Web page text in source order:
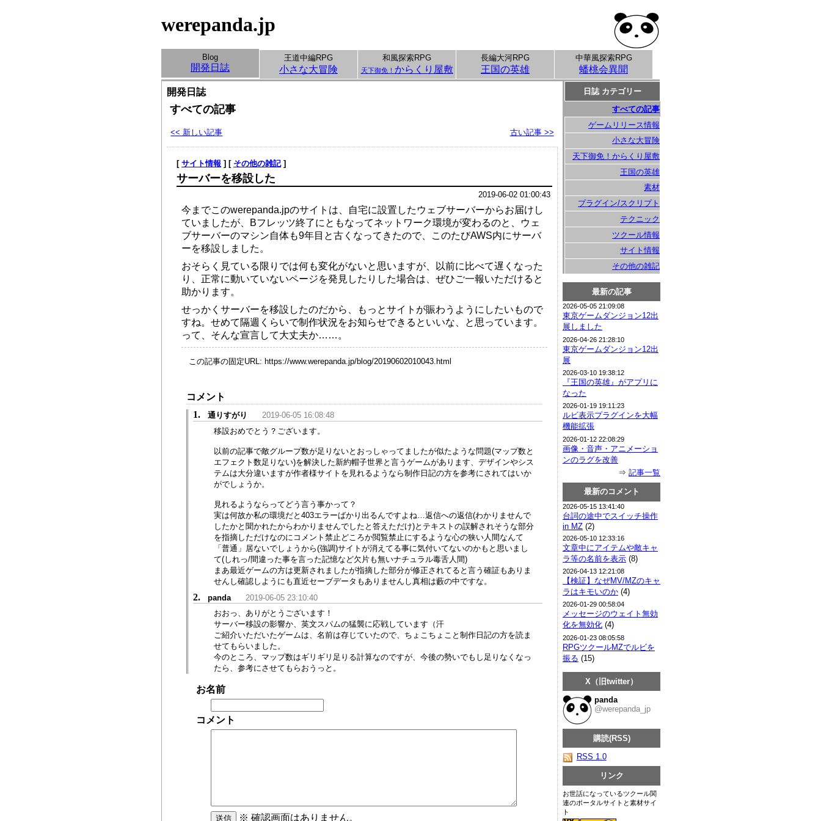
werepanda.jp
Blog
開発日誌
王道中編RPG
小さな大冒険
和風探索RPG
天下御免！ からくり屋敷
長編大河RPG
王国の英雄
中華風探索RPG
蟠桃会異聞
開発日誌
すべての記事
<< 新しい記事 古い記事 >>
[ サイト情報 ] [ その他の雑記]
サーバーを移設した
2019-06-02 01:00:43
今までこのwerepanda.jpのサイトは、自宅に設置したウェブサーバーからお届けし
ていましたが、Bフレッツ終了にともなってネットワーク環境が変わるのと、ウェ
ブサーバーのマシン自体も9年目と古くなってきたので、このたびAWS内にサーバ
ーを移設しました。
おそらく見ている限りでは何も変化がないと思いますが、以前に比べて遅くなった
り、正常に動いていないページを発見したりした場合は、ぜひご一報いただけると
助かります。
せっかくサーバーを移設したのだから、もっとサイトが賑わうようにしたいもので
すね。せめて隔週くらいで制作状況をお知らせできるといいな、と思っています。
って、そんな宣言して大丈夫か……。
この記事の固定URL: https://www.werepanda.jp/blog/20190602010043.html
コメント
1.
通りすがり
2019-06-05 16:08:48
移設おめでとう？ございます。
以前の記事で敵グループ数が足りないとおっしゃってましたが似たような問題(マップ数と
エフェクト数足りない)を解決した新約帽子世界と言うゲームがあります、デザインやシス
テムは大分違いますが作者様サイトを見れるようなら制作日記の方を参考にされてはいか
がでしょうか。
見れるようならってどう言う事かって？
実は何故か私の環境だと403エラーばかり出るんですよね…返信への返信(わかりませんで
したかと聞かれたからわかりませんでしたと答えただけ)とテキストの誤解されそうな部分
を指摘しただけなのにコメント禁止どころか閲覧禁止にするような心の狭い人間なんて
「普通」居ないでしょうから(強調)サイトが消えてる事に気付いてないのかもと思いまし
て(しれっ/間違った事を言った記憶など欠片も無いナチュラル毒舌人間)
まあ最近ゲームの方は更新されましたが指摘した部分が修正されてると言う確証もありま
せんし確認しようにも直近セーブデータもありませんし真相は藪の中ですな。
2. panda
2019-06-05 23:10:40
おおっ、ありがとうございます！
サーバー移設の影響か、英文スパムの猛襲に応戦しています（汗
ご紹介いただいたゲームは、名前は存じていたので、ちょこちょこと制作日記の方を読ま
せてもらいました。
今のところ、マップ数はギリギリ足りる計算なのですが、今後の勢いでもし足りなくなっ
たら、参考にさせてもらおうっと。
お名前
コメント
※ 確認画面はありません。
日誌 カテゴリー
すべての記事
ゲームリリース情報
小さな大冒険
天下御免！からくり屋敷
王国の英雄
素材
プラグイン/スクリプト
テクニック
ツクール情報
サイト情報
その他の雑記
最新の記事
2026-05-05 21:09:08
東京ゲームダンジョン12出
展しました
2026-04-26 21:28:10
東京ゲームダンジョン12出
展
2026-03-10 19:38:12
『王国の英雄』がアプリに
なった
2026-01-19 19:11:23
ルビ表示プラグインを大幅
機能拡張
2026-01-12 22:08:29
画像・音声・アニメーショ
ンのラグを改善
⇒ 記事一覧
最新のコメント
2026-05-15 13:41:40
台詞の途中でスイッチ操作
in MZ (2)
2026-05-10 12:33:16
文章中にアイテムや敵キャ
ラ等の名前を表示 (8)
2026-04-13 12:21:08
【検証】なぜMV/MZのキャ
ラはキモいのか (4)
2026-01-29 00:58:04
メッセージのウェイト無効
化を無効化 (4)
2026-01-23 08:05:58
RPGツクールMZでルビを
振る (15)
X（旧twitter）
panda
@werepanda_jp
購読(RSS)
RSS 1.0
リンク
お世話になっているツクール関
連のポータルサイトと素材サイ
ト